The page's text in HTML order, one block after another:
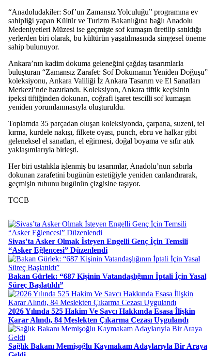
“Anadoludakiler: Sof’un Zamansız Yolculuğu” programına ev
sahipliği yapan Kültür ve Turizm Bakanlığına bağlı Anadolu
Medeniyetleri Müzesi ise geçmişte sof kumaşın üretilip satıldığı
yerlerden biri olarak, bu kültürün yaşatılmasında simgesel öneme
sahip bulunuyor.
Ankara’nın kadim dokuma geleneğini çağdaş tasarımlarla
buluşturan “Zamansız Zarafet: Sof Dokumanın Yeniden Doğuşu”
koleksiyonu, Ankara Valiliği İz Ankara Tasarım ve El Sanatları
Merkezi’nde hazırlandı. Koleksiyon, Ankara tiftik keçisinin
ipeksi tiftiğinden dokunan, coğrafi işaret tescilli sof kumaşın
yeniden yorumlanmasıyla oluşturuldu.
Toplamda 35 parçadan oluşan koleksiyonda, çarpana, suzeni, tel
kırma, kurdele nakışı, filkete oyası, punch, ebru ve halkar gibi
geleneksel el sanatları, el eğirmesi, doğal boyama ve sıfır atık
yaklaşımlarıyla birleşti.
Her biri ustalıkla işlenmiş bu tasarımlar, Anadolu’nun sabırla
dokunan zarafetini bugünün estetiğiyle yeniden canlandırarak,
geçmişin ruhunu bugünün çizgisine taşıyor.
TCCB
Sivas’ta Asker Olmak İsteyen Engelli Genç İçin Temsili
“Asker Eğlencesi” Düzenlendi
Bakan Gürlek: “687 Kişinin Vatandaşlığının İptali İçin Yasal
Süreç Başlatıldı”
2026 Yılında 525 Hakim Ve Savcı Hakkında Esasa İlişkin
Karar Alındı, 84 Meslekten Çıkarma Cezası Uygulandı
Sağlık Bakanı Memişoğlu Kaymakam Adaylarıyla Bir Araya